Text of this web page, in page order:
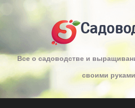
к
Все о садоводстве и
своими руками